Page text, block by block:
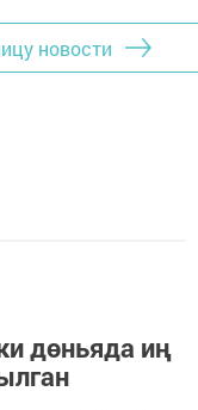
новости
дөньяда иң